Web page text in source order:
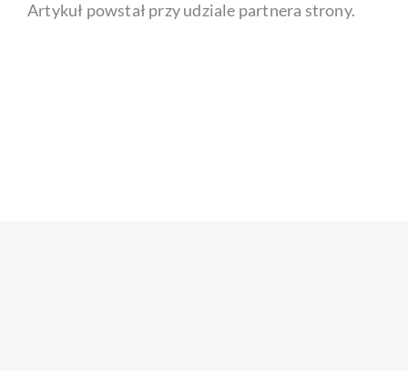
Artykuł powstał przy udziale partnera strony.